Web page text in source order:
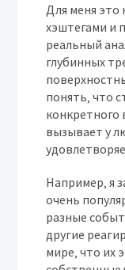
Для меня это
хэштегами и
реальный
глубинных
понять‚ что
конкретного
вызывает у
Например‚ я
очень
разные
другие
мире‚ что их